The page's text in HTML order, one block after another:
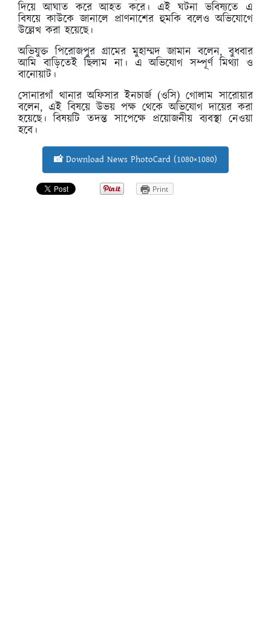
দিয়ে আঘাত করে আহত করে। এই ঘটনা ভবিষ্যতে এ
বিষয়ে কাউকে জানালে প্রাণনাশের হুমকি বলেও অভিযোগে
উল্লেখ করা হয়েছে।
অভিযুক্ত পিরোজপুর গ্রামের মুহাম্মদ জামান বলেন, বুধবার
আমি বাড়িতেই ছিলাম না। এ অভিযোগ সম্পূর্ণ মিথ্যা ও
বানোয়াট।
সোনারগাঁ থানার অফিসার ইনচার্জ (ওসি) গোলাম সারোয়ার
বলেন, এই বিষয়ে উভয় পক্ষ থেকে অভিযোগ দায়ের করা
হয়েছে। বিষয়টি তদন্ত সাপেক্ষে প্রয়োজনীয় ব্যবস্থা নেওয়া
হবে।
📸 Download News PhotoCard (1080×1080)
Print